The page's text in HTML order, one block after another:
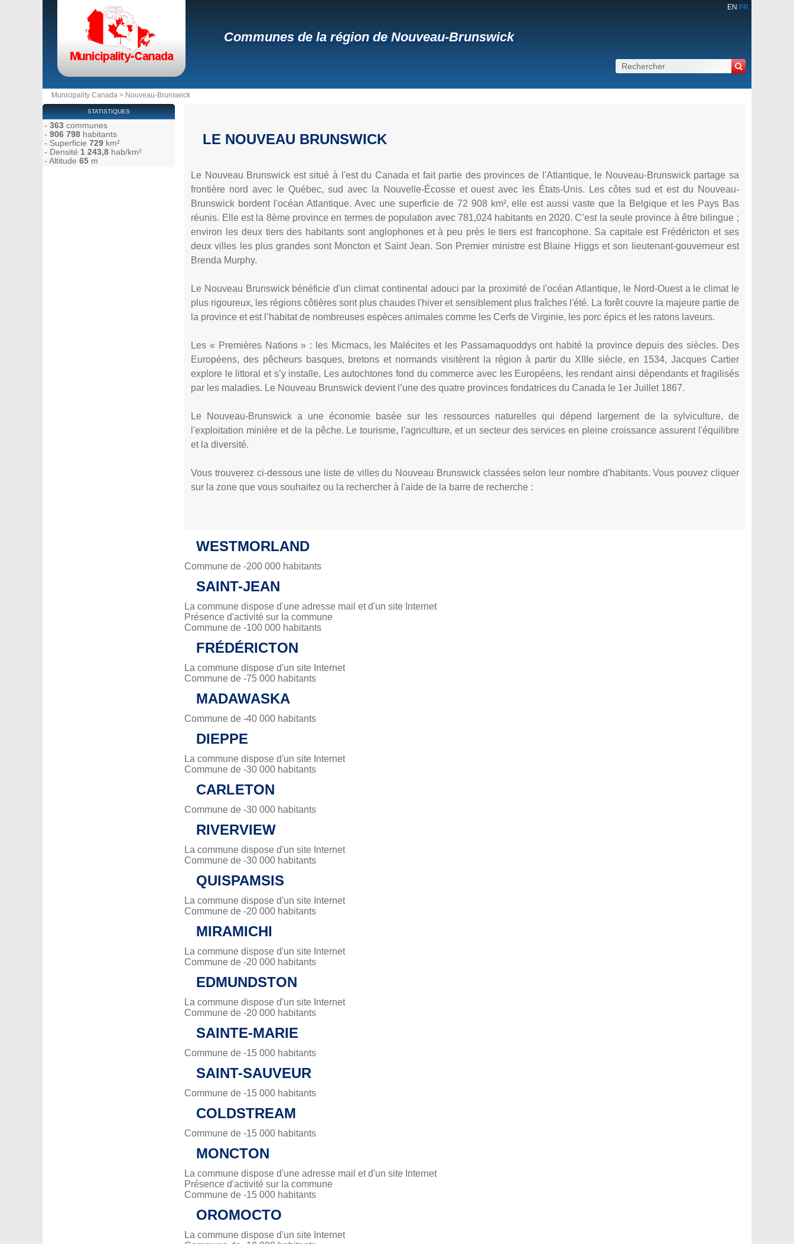
EN FR
Communes de la région de Nouveau-Brunswick
Municipality Canada > Nouveau-Brunswick
LE NOUVEAU BRUNSWICK
Le Nouveau Brunswick est situé à l'est du Canada et fait partie des provinces de l'Atlantique, le Nouveau-Brunswick partage sa
frontière nord avec le Québec, sud avec la Nouvelle-Écosse et ouest avec les États-Unis. Les côtes sud et est du Nouveau-
Brunswick bordent l'océan Atlantique. Avec une superficie de 72 908 km², elle est aussi vaste que la Belgique et les Pays Bas
réunis. Elle est la 8ème province en termes de population avec 781,024 habitants en 2020. C’est la seule province à être bilingue ;
environ les deux tiers des habitants sont anglophones et à peu près le tiers est francophone. Sa capitale est Frédéricton et ses
deux villes les plus grandes sont Moncton et Saint Jean. Son Premier ministre est Blaine Higgs et son lieutenant-gouverneur est
Brenda Murphy.
Le Nouveau Brunswick bénéficie d'un climat continental adouci par la proximité de l'océan Atlantique, le Nord-Ouest a le climat le
plus rigoureux, les régions côtières sont plus chaudes l'hiver et sensiblement plus fraîches l'été. La forêt couvre la majeure partie de
la province et est l’habitat de nombreuses espèces animales comme les Cerfs de Virginie, les porc épics et les ratons laveurs.
Les « Premières Nations » : les Micmacs, les Malécites et les Passamaquoddys ont habité la province depuis des siècles. Des
Européens, des pêcheurs basques, bretons et normands visitèrent la région à partir du XIIIe siècle, en 1534, Jacques Cartier
explore le littoral et s’y installe. Les autochtones fond du commerce avec les Européens, les rendant ainsi dépendants et fragilisés
par les maladies. Le Nouveau Brunswick devient l’une des quatre provinces fondatrices du Canada le 1er Juillet 1867.
Le Nouveau-Brunswick a une économie basée sur les ressources naturelles qui dépend largement de la sylviculture, de
l'exploitation minière et de la pêche. Le tourisme, l'agriculture, et un secteur des services en pleine croissance assurent l'équilibre
et la diversité.
Vous trouverez ci-dessous une liste de villes du Nouveau Brunswick classées selon leur nombre d'habitants. Vous pouvez cliquer
sur la zone que vous souhaitez ou la rechercher à l'aide de la barre de recherche :
WESTMORLAND
Commune de -200 000 habitants
SAINT-JEAN
La commune dispose d'une adresse mail et d'un site Internet
Présence d'activité sur la commune
Commune de -100 000 habitants
FRÉDÉRICTON
La commune dispose d'un site Internet
Commune de -75 000 habitants
MADAWASKA
Commune de -40 000 habitants
DIEPPE
La commune dispose d'un site Internet
Commune de -30 000 habitants
CARLETON
Commune de -30 000 habitants
RIVERVIEW
La commune dispose d'un site Internet
Commune de -30 000 habitants
QUISPAMSIS
La commune dispose d'un site Internet
Commune de -20 000 habitants
MIRAMICHI
La commune dispose d'un site Internet
Commune de -20 000 habitants
EDMUNDSTON
La commune dispose d'un site Internet
Commune de -20 000 habitants
SAINTE-MARIE
Commune de -15 000 habitants
SAINT-SAUVEUR
Commune de -15 000 habitants
COLDSTREAM
Commune de -15 000 habitants
MONCTON
La commune dispose d'une adresse mail et d'un site Internet
Présence d'activité sur la commune
Commune de -15 000 habitants
OROMOCTO
La commune dispose d'un site Internet
STATISTIQUES
- 363 communes
- 906 798 habitants
- Superficie 729 km²
- Densité 1 243,8 hab/km²
- Altitude 65 m